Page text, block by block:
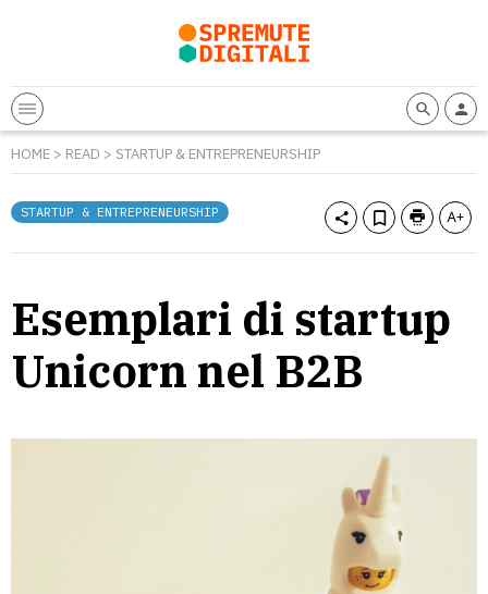
HOME > READ > STARTUP & ENTREPRENEURSHIP
STARTUP & ENTREPRENEURSHIP
Esemplari di startup
Unicorn nel B2B